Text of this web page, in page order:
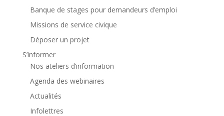
Banque de stages pour demandeurs d’emploi
Missions de service civique
Déposer un projet
S’informer
Nos ateliers d’information
Agenda des webinaires
Actualités
Infolettres